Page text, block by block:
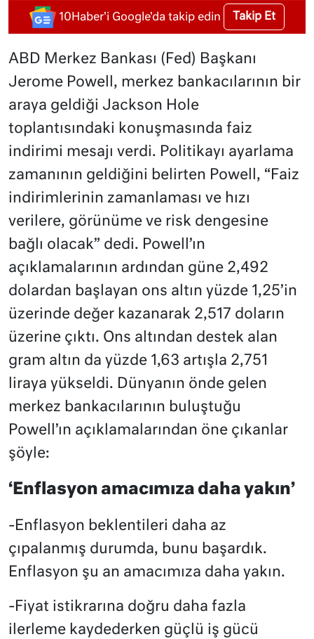
10Haber'i Google'da takip edin Takip Et
ABD Merkez Bankası (Fed) Başkanı
Jerome Powell, merkez bankacılarının bir
araya geldiği Jackson Hole
toplantısındaki konuşmasında faiz
indirimi mesajı verdi. Politikayı ayarlama
zamanının geldiğini belirten Powell, “Faiz
indirimlerinin zamanlaması ve hızı
verilere, görünüme ve risk dengesine
bağlı olacak” dedi. Powell’ın
açıklamalarının ardından güne 2,492
dolardan başlayan ons altın yüzde 1,25’in
üzerinde değer kazanarak 2,517 doların
üzerine çıktı. Ons altından destek alan
gram altın da yüzde 1,63 artışla 2,751
liraya yükseldi. Dünyanın önde gelen
merkez bankacılarının buluştuğu
Powell’ın açıklamalarından öne çıkanlar
şöyle:
‘Enflasyon amacımıza daha yakın’
-Enflasyon beklentileri daha az
çıpalanmış durumda, bunu başardık.
Enflasyon şu an amacımıza daha yakın.
-Fiyat istikrarına doğru daha fazla
ilerleme kaydederken güçlü iş gücü